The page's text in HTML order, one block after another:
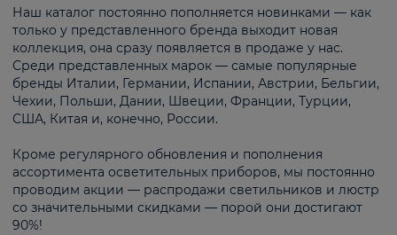
Наш каталог постоянно пополняется новинками — как
только у представленного бренда выходит новая
коллекция, она сразу появляется в продаже у нас.
Среди представленных марок — самые популярные
бренды Италии, Германии, Испании, Австрии, Бельгии,
Чехии, Польши, Дании, Швеции, Франции, Турции,
США, Китая и, конечно, России.
Кроме регулярного обновления и пополнения
ассортимента осветительных приборов, мы постоянно
проводим акции — распродажи светильников и люстр
со значительными скидками — порой они достигают
90%!